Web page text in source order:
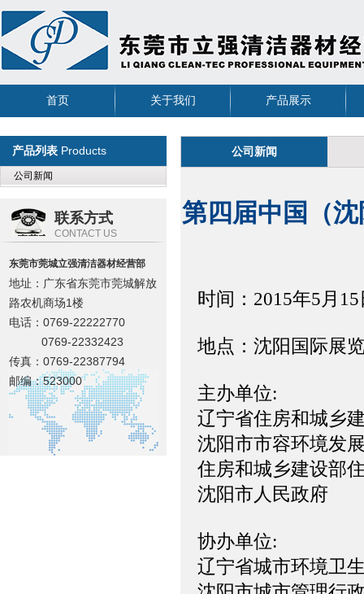
首页 关于我们 产品展示
产品列表 Products
公司新闻
联系方式
CONTACT US
东莞市莞城立强清洁器材经营部
地址：广东省东莞市莞城解放
路农机商场1楼
电话：0769-22222770
0769-22332423
传真：0769-22387794
邮编：523000
公司新闻
第四届中国（
时间：2015年5月
地点：沈阳国际展
主办单位:
辽宁省住房和城乡
沈阳市市容环境发
住房和城乡建设部
沈阳市人民政府
协办单位:
辽宁省城市环境卫